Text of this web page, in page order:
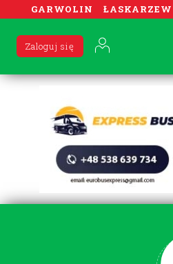
GARWOLIN ŁASKARZEW
Zaloguj się